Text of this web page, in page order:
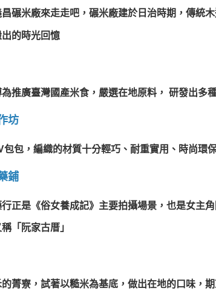
碾米廠來走走吧，碾米廠建於日治時期，傳統
的時光回憶
推廣臺灣國產米食，嚴選在地原料， 研發出多
坊
包包，編織的材質十分輕巧、耐重實用、時尚環
鋪
正是《俗女養成記》主要拍攝場景，也是女主
「阮家古厝」
菁寮，試著以糙米為基底，做出在地的口味，